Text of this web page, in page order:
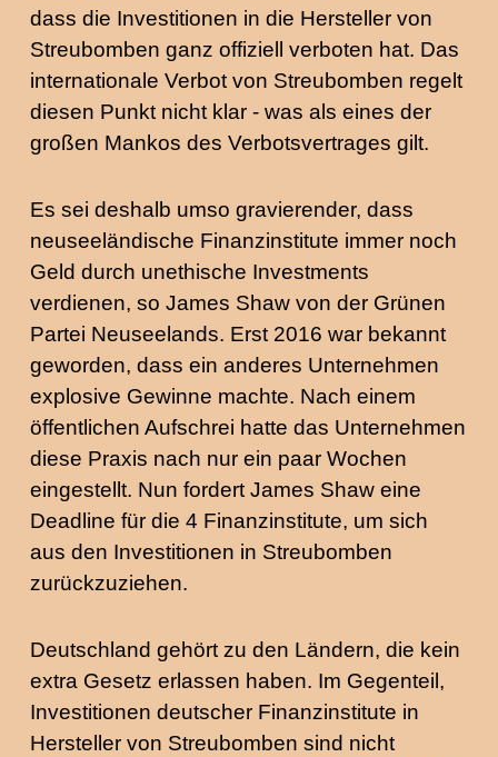
dass die Investitionen in die Hersteller von
Streubomben ganz offiziell verboten hat. Das
internationale Verbot von Streubomben regelt
diesen Punkt nicht klar - was als eines der
großen Mankos des Verbotsvertrages gilt.
Es sei deshalb umso gravierender, dass
neuseeländische Finanzinstitute immer noch
Geld durch unethische Investments
verdienen, so James Shaw von der Grünen
Partei Neuseelands. Erst 2016 war bekannt
geworden, dass ein anderes Unternehmen
explosive Gewinne machte. Nach einem
öffentlichen Aufschrei hatte das Unternehmen
diese Praxis nach nur ein paar Wochen
eingestellt. Nun fordert James Shaw eine
Deadline für die 4 Finanzinstitute, um sich
aus den Investitionen in Streubomben
zurückzuziehen.
Deutschland gehört zu den Ländern, die kein
extra Gesetz erlassen haben. Im Gegenteil,
Investitionen deutscher Finanzinstitute in
Hersteller von Streubomben sind nicht